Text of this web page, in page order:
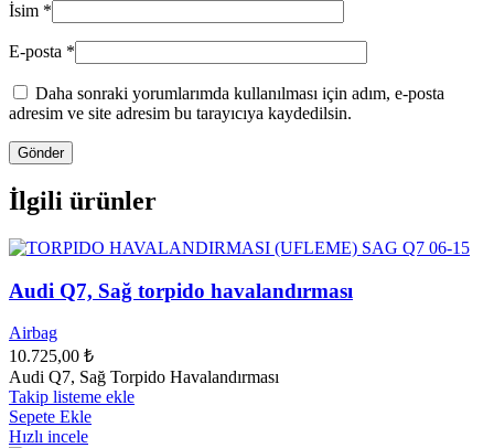
İsim *
E-posta *
Daha sonraki yorumlarımda kullanılması için adım, e-posta
adresim ve site adresim bu tarayıcıya kaydedilsin.
İlgili ürünler
Audi Q7, Sağ torpido havalandırması
Airbag
10.725,00 ₺
Audi Q7, Sağ Torpido Havalandırması
Takip listeme ekle
Sepete Ekle
Hızlı incele